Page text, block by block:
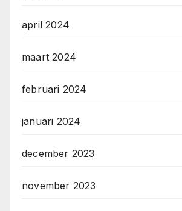
april 2024
maart 2024
februari 2024
januari 2024
december 2023
november 2023